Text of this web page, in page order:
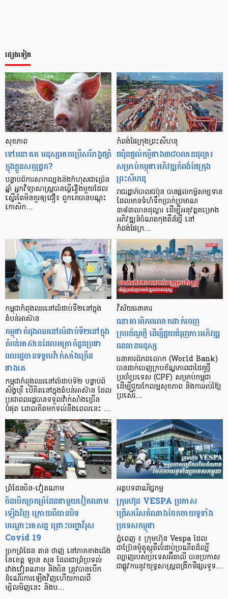
ផ្សេងទៀត
សុខភាព
ទៅ​អនាគត មនុស្ស​អាច​ប្រើ​សរីរាង្គ​ផ្សាំ​
ក្នុង​ខ្លួន​សត្វ​ជ្រូក?
បន្ទាប់​ពី​ការ​សាក​ល្បង​និង​កំហុស​ជា​ច្រើន​
ឆ្នាំ អ្នក​វិទ្យាសាស្ត្រ​បាន​ធ្វើ​រឿង​មួយ​ដែល​
ស្ទើរ​តែ​មិន​គួរ​ឲ្យ​ជឿ៖ ពួកគេ​បាន​បណ្ដុះ​
កោសិក…
កំពង់ផែក្រុងព្រះសីហនុ
ជប៉ុនផ្ដល់កម្ចីជាង៣៨០លានដុល្លារ
សម្រាប់កម្ពុជាអភិវឌ្ឍកំពង់ផែក្រុង
ព្រះសីហនុ
រាជរដ្ឋាភិបាលជប៉ុន បានផ្តល់កម្ចីសម្បទាន
ដែលមានទំហំទឹកប្រាក់ប្រមាណ
៣៨៣លានដុល្លារ ដើម្បីអនុវត្តគម្រោង
អភិវឌ្ឍន៍ចំណតកុងតឺន័រថ្មី នៅ
កំពង់ផែក្រ…
កម្ពុជាកំពុងឈរនៅលំដាប់ទី២នៅក្នុង
តំបន់អាស៊ាន
កម្ពុជាកំពុងឈរនៅលំដាប់ទី២នៅក្នុង
តំបន់អាស៊ានដែលអត្រាចំនួនប្រជា
ពលរដ្ឋបានទទួលវ៉ាក់សាំងច្រើន
ជាងគេ
កម្ពុជាកំពុងឈរនៅលំដាប់ទី២ បន្ទាប់ពី
សិង្ហបុរី បើគិតនៅក្នុងតំបន់អាស៊ាន ដែល
ប្រជាពលរដ្ឋបានទទួលវ៉ាក់សាំងច្រើន
បំផុត ពោលគិតមកទល់នឹងពេលនេះ …
វិស័យធនាគារ
ធនាគារពិភពលោកដាក់ចេញ
ក្របខ័ណ្ឌថ្មី ដើម្បីជួយជំរុញការអភិវឌ្ឍ
ធនធានមនុស្ស
ធនាគារពិភពលោក (World Bank)
បានដាក់ចេញក្របខ័ណ្ឌភាពជាដៃគូថ្មី
ប្រចាំប្រទេស (CPF) សម្រាប់កម្ពុជា
ដើម្បីជួយកែលម្អសុខភាព និងការអប់រំឱ្យ
ប្រសើរ…
ព្រំដែន​ចិន-វៀតណាម
ចិន​បើកច្រក​ព្រំដែន​ជាមួយ​វៀតណាម​
ឡើងវិញ ក្រោយពីបាន​បិទ​
បណ្ដោះអាសន្ន ព្រោះបញ្ហាវីរុស
Covid 19
ច្រកព្រំដែន តាន់ ថាញ់ នៅភាគខាងជើង
នៃខេត្ត ឡាន សុន ដែលជាព្រំប្រទល់
រវាងវៀតណាម និងចិន ត្រូវបានបើក
ដំណើរការឡើងវិញហើយកាលពី
ម្សិលមិញនេះ និងប…
អត្ថបទពាណិជ្ជកម្ម
ក្រុមហ៊ុន VESPA ប្រកាស
ជ្រើសរើសតំណាងចែកចាយទូទាំង
ប្រទេសកម្ពុជា
ភ្នំពេញ ៖ ក្រុមហ៊ុន Vespa ដែល
ជាប្រ៊ែនម៉ូតូស្កូតឺលំដាប់ប្រណីតដ៏ល្បី
ល្បាញរបស់ប្រទេសអ៊ីតាលី បានប្រកាស
ជាផ្លូវការនូវយុទ្ធសាស្ត្រពង្រីកទីផ្សារទូទ…